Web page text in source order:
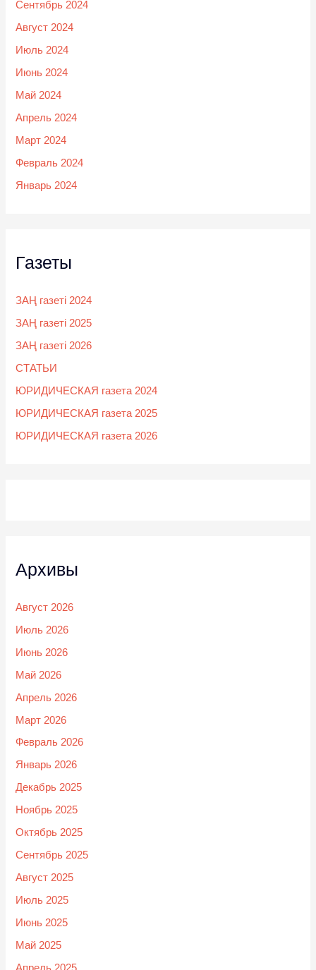
Сентябрь 2024
Август 2024
Июль 2024
Июнь 2024
Май 2024
Апрель 2024
Март 2024
Февраль 2024
Январь 2024
Газеты
ЗАҢ газеті 2024
ЗАҢ газеті 2025
ЗАҢ газеті 2026
СТАТЬИ
ЮРИДИЧЕСКАЯ газета 2024
ЮРИДИЧЕСКАЯ газета 2025
ЮРИДИЧЕСКАЯ газета 2026
Архивы
Август 2026
Июль 2026
Июнь 2026
Май 2026
Апрель 2026
Март 2026
Февраль 2026
Январь 2026
Декабрь 2025
Ноябрь 2025
Октябрь 2025
Сентябрь 2025
Август 2025
Июль 2025
Июнь 2025
Май 2025